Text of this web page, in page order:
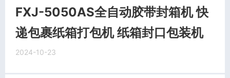
FXJ-5050AS全自动胶带封箱机 快
递包裹纸箱打包机 纸箱封口包装机
2024-10-23